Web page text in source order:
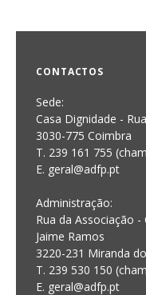
CONTACTOS
Sede:
Casa Dignidade -
3030-775 Coimbra
T. 239 161 755
E. geral@adfp.pt
Administração:
Rua da Associação
Jaime Ramos
3220-231 Miranda
T. 239 530 150
E. geral@adfp.pt